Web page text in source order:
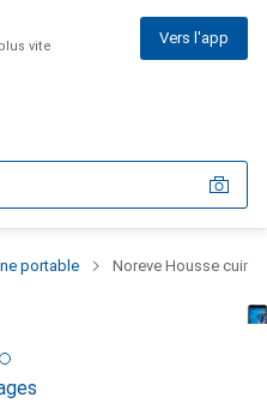
vite Vers l'app
portable Noreve Housse cuir